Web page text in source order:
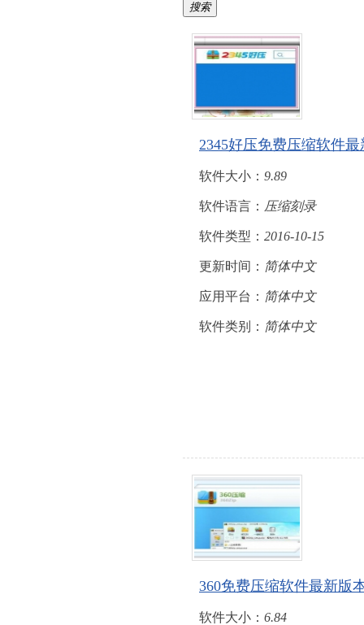
搜索
2345好压免费压缩软件
软件大小： 9.89
软件语言： 压缩刻录
软件类型： 2016-10-15
更新时间： 简体中文
应用平台： 简体中文
软件类别： 简体中文
360免费压缩软件最新版
软件大小： 6.84